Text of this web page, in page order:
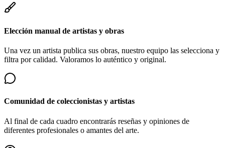
Elección manual de artistas y obras
Una vez un artista publica sus obras, nuestro equipo las selecciona y
filtra por calidad. Valoramos lo auténtico y original.
Comunidad de coleccionistas y artistas
Al final de cada cuadro encontrarás reseñas y opiniones de
diferentes profesionales o amantes del arte.